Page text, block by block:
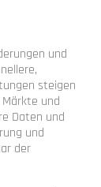
und
steigen
und
Daten und
und
der